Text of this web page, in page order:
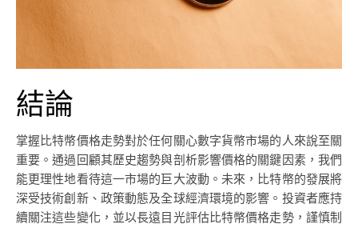
結論
掌握比特幣價格走勢對於任何關心數字貨幣市場的人來說至關
重要。通過回顧其歷史趨勢與剖析影響價格的關鍵因素，我們
能更理性地看待這一市場的巨大波動。未來，比特幣的發展將
深受技術創新、政策動態及全球經濟環境的影響。投資者應持
續關注這些變化，並以長遠目光評估比特幣價格走勢，謹慎制